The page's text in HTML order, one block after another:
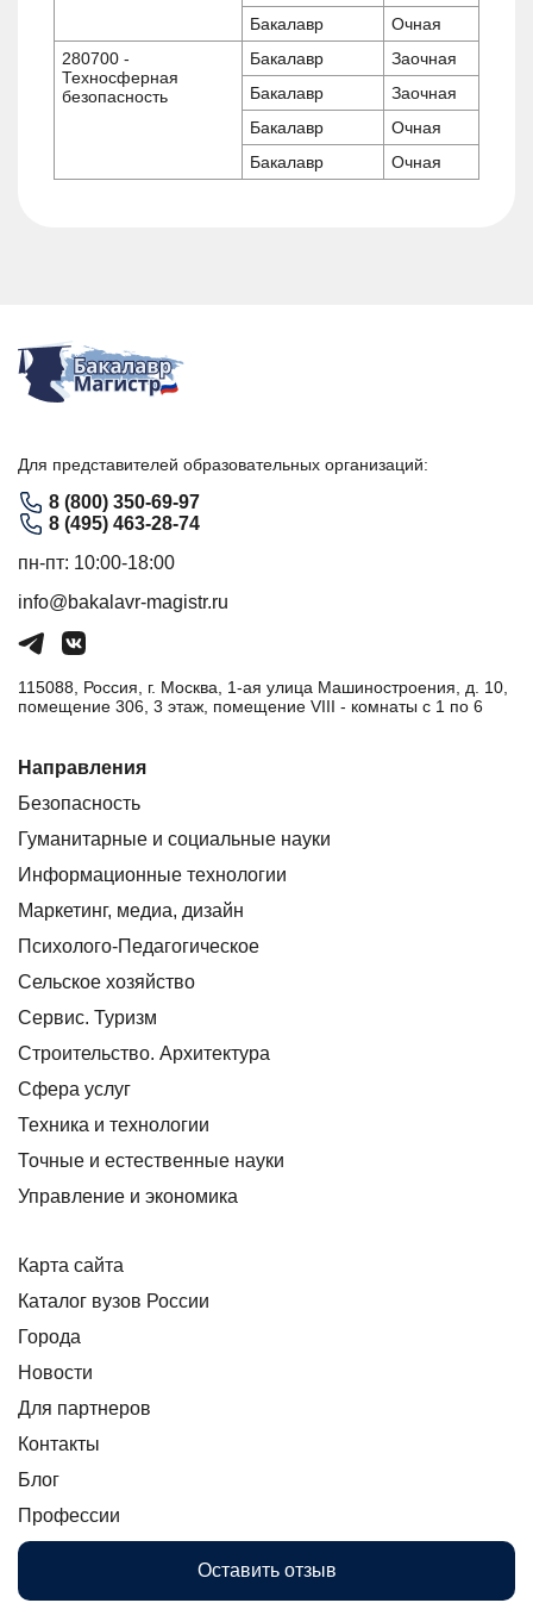
Бакалавр
Очная
280700 -
Техносферная
безопасность
Бакалавр
Заочная
Бакалавр
Заочная
Бакалавр
Очная
Бакалавр
Очная
Для представителей образовательных организаций:
8 (800) 350-69-97
8 (495) 463-28-74
пн-пт: 10:00-18:00
info@bakalavr-magistr.ru
115088, Россия, г. Москва, 1-ая улица Машиностроения, д. 10,
помещение 306, 3 этаж, помещение VIII - комнаты с 1 по 6
Направления
Безопасность
Гуманитарные и социальные науки
Информационные технологии
Маркетинг, медиа, дизайн
Психолого-Педагогическое
Сельское хозяйство
Сервис. Туризм
Строительство. Архитектура
Сфера услуг
Техника и технологии
Точные и естественные науки
Управление и экономика
Карта сайта
Каталог вузов России
Города
Новости
Для партнеров
Контакты
Блог
Профессии
Оставить отзыв